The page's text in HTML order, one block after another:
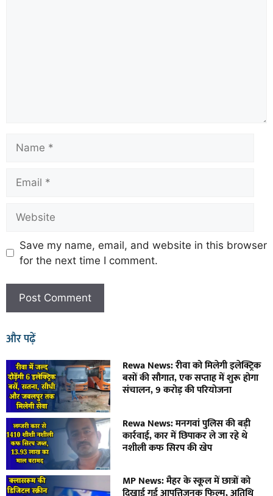
Save my name, email, and website in this browser
for the next time I comment.
और पढ़ें
Rewa News: रीवा को मिलेगी इलेक्ट्रिक
बसों की सौगात, एक सप्ताह में शुरू होगा
संचालन, 9 करोड़ की परियोजना
Rewa News: मनगवां पुलिस की बड़ी
कार्रवाई, कार में छिपाकर ले जा रहे थे
नशीली कफ सिरप की खेप
MP News: मैहर के स्कूल में छात्रों को